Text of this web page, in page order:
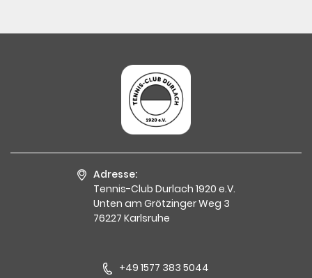
Adresse:
Tennis-Club Durlach 1920 e.V.
Unten am Grötzinger Weg 3
76227 Karlsruhe
+49 1577 383 5044